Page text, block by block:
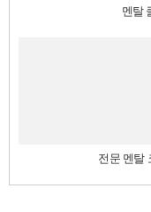
멘탈
전문 멘탈